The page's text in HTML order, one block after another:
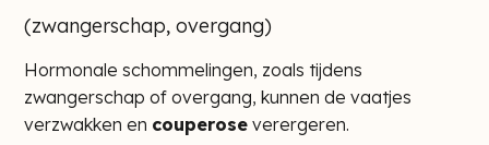
(zwangerschap, overgang)
Hormonale schommelingen, zoals tijdens
zwangerschap of overgang, kunnen de vaatjes
verzwakken en couperose verergeren.